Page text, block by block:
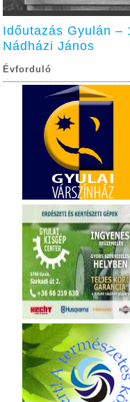
Időutazás Gyulán –
Nádházi János
Évforduló